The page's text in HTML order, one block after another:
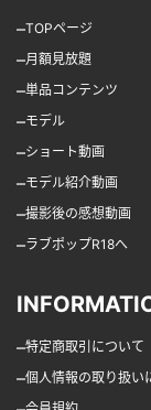
–TOPページ
–月額見放題
–単品コンテンツ
–モデル
–ショート動画
–モデル紹介動画
–撮影後の感想動画
–ラブポップR18へ
–特定商取引について
–個人情報の取り扱い